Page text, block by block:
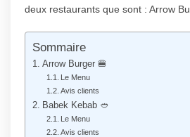
deux restaurants que sont : Arrow
Sommaire
Arrow Burger 🍔
Le Menu
Avis clients
Babek Kebab 🥙
Le Menu
Avis clients